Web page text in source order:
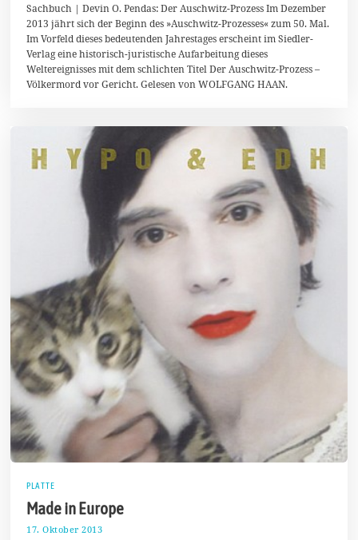
.
D
e
z
m
b
1
3
Sachbuch | Devin O. Pendas: Der Auschwitz-Prozess Im Dezember
2013 jährt sich der Beginn des »Auschwitz-Prozesses« zum 50. Mal.
Im Vorfeld dieses bedeutenden Jahrestages erscheint im Siedler-
Verlag eine historisch-juristische Aufarbeitung dieses
Weltereignisses mit dem schlichten Titel Der Auschwitz-Prozess –
Völkermord vor Gericht. Gelesen von WOLFGANG HAAN.
PLATTE
Made in Europe
17. Oktober 2013